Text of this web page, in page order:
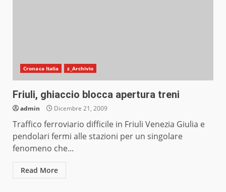
Cronaca Italia z_Archivio
Friuli, ghiaccio blocca apertura treni
admin Dicembre 21, 2009
Traffico ferroviario difficile in Friuli Venezia Giulia e
pendolari fermi alle stazioni per un singolare
fenomeno che...
Read More